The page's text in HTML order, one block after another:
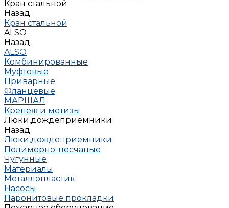
Кран стальной
Назад
Кран стальной
ALSO
Назад
ALSO
Комбинированные
Муфтовые
Приварные
Фланцевые
МАРШАЛ
Крепеж и метизы
Люки,дождеприемники
Назад
Люки,дождеприемники
Полимерно-песчаные
Чугунные
Материалы
Металлопластик
Насосы
Паронитовые прокладки